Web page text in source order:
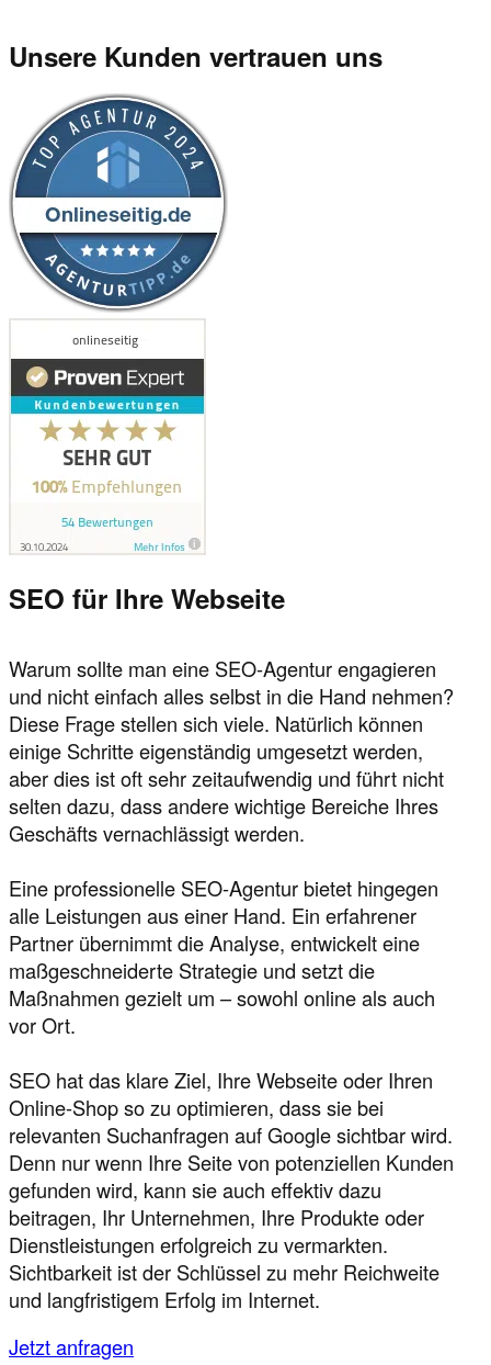
Unsere Kunden vertrauen uns
SEO für Ihre Webseite
Warum sollte man eine SEO-Agentur engagieren
und nicht einfach alles selbst in die Hand nehmen?
Diese Frage stellen sich viele. Natürlich können
einige Schritte eigenständig umgesetzt werden,
aber dies ist oft sehr zeitaufwendig und führt nicht
selten dazu, dass andere wichtige Bereiche Ihres
Geschäfts vernachlässigt werden.
Eine professionelle SEO-Agentur bietet hingegen
alle Leistungen aus einer Hand. Ein erfahrener
Partner übernimmt die Analyse, entwickelt eine
maßgeschneiderte Strategie und setzt die
Maßnahmen gezielt um – sowohl online als auch
vor Ort.
SEO hat das klare Ziel, Ihre Webseite oder Ihren
Online-Shop so zu optimieren, dass sie bei
relevanten Suchanfragen auf Google sichtbar wird.
Denn nur wenn Ihre Seite von potenziellen Kunden
gefunden wird, kann sie auch effektiv dazu
beitragen, Ihr Unternehmen, Ihre Produkte oder
Dienstleistungen erfolgreich zu vermarkten.
Sichtbarkeit ist der Schlüssel zu mehr Reichweite
und langfristigem Erfolg im Internet.
Jetzt anfragen